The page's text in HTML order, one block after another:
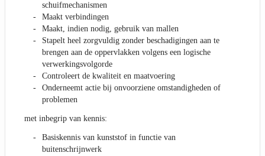
schuifmechanismen
Maakt verbindingen
Maakt, indien nodig, gebruik van mallen
Stapelt heel zorgvuldig zonder beschadigingen aan te
brengen aan de oppervlakken volgens een logische
verwerkingsvolgorde
Controleert de kwaliteit en maatvoering
Onderneemt actie bij onvoorziene omstandigheden of
problemen
met inbegrip van kennis:
Basiskennis van kunststof in functie van
buitenschrijnwerk